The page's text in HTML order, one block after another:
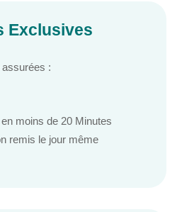
Exclusives
assurées :
moins de 20 Minutes
remis le jour même